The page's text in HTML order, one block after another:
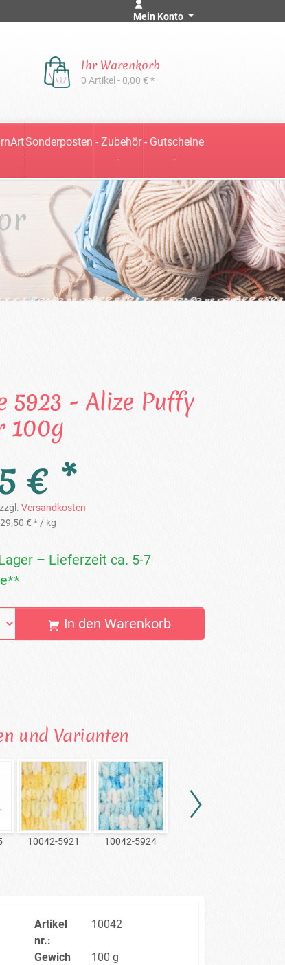
Mein Konto
Ihr Warenkorb
0 Artikel - 0,00 € *
Sonderposten - Zubehör
-
- Gutscheine
-
5923 - Alize Puffy
100g
€ *
Versandkosten
29,50 € */ kg
– Lieferzeit ca. 5-7
In den Warenkorb
und Varianten
10042-5921 10042-5924
Artikel
nr.:
10042
Gewich
100 g